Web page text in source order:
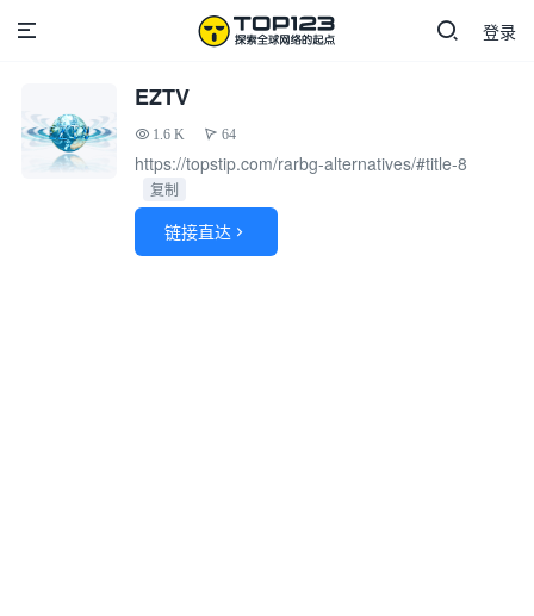
登录
EZTV
1.6 K 64
https://topstip.com/rarbg-alternatives/#title-8
复制
链接直达 